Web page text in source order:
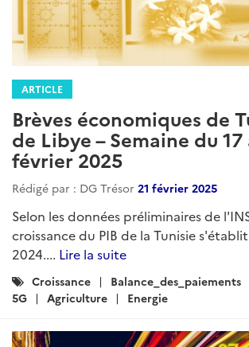
ARTICLE
Brèves économiques de
de Libye – Semaine du 17
février 2025
Rédigé par : DG Trésor 21 février 2025
Selon les données préliminaires de
croissance du PIB de la Tunisie s'établit
2024.... Lire la suite
Catégories
:
Croissance Balance_des_paiements
5G
Agriculture Energie